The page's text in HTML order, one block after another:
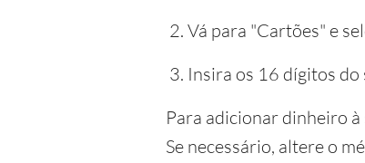
Vá para "Cartões" e
Insira os 16 dígitos do
Para adicionar dinheiro
Se necessário, altere o